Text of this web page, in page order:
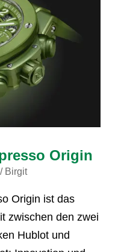
Origin
Birgit
Origin ist das
zwischen den zwei
Hublot und